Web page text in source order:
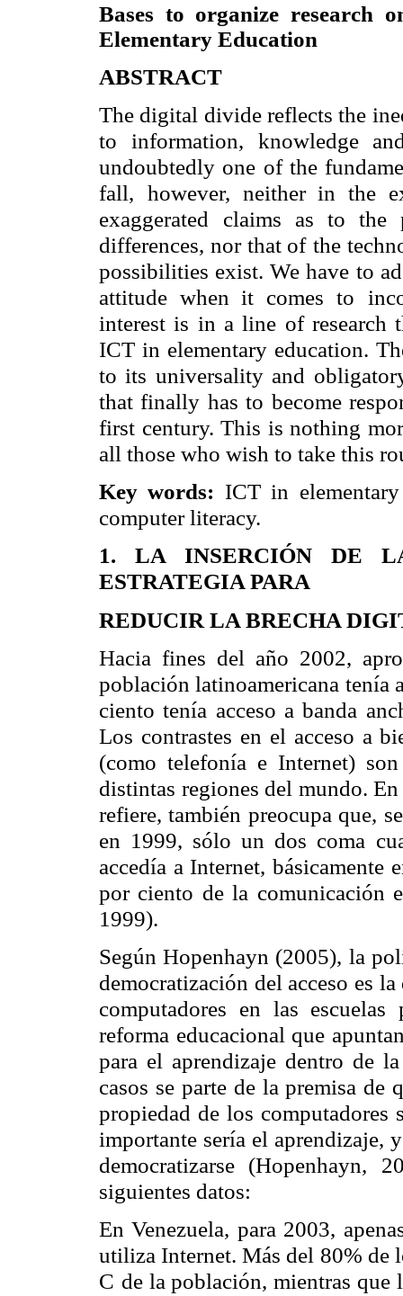
Bases to organize research
Elementary Education
ABSTRACT
The digital divide reflects the
to
information, knowledge
undoubtedly one of the
fall, however, neither in the
exaggerated
claims as to the
differences, nor that of the
possibilities exist. We have to
attitude when it comes to
interest is in a line of research
ICT in elementary education.
to its universality and
that finally has to become
first century. This is nothing
all those who wish to take this
Key words: ICT in
computer literacy.
1. LA INSERCIÓN DE
ESTRATEGIA PARA
REDUCIR LA BRECHA
Hacia fines del año 2002,
población latinoamericana tenía
ciento tenía acceso a banda
Los contrastes en el acceso a
(como telefonía e Internet)
distintas regiones del mundo.
refiere, también preocupa que,
en 1999, sólo un dos coma
accedía a Internet, básicamente
por ciento de la comunicación
1999).
Según Hopenhayn (2005), la
democratización del acceso es
computadores en las
reforma educacional que
para el aprendizaje dentro de
casos se parte de la premisa
propiedad de los computadores
importante sería el aprendizaje,
democratizarse (Hopenhayn,
siguientes datos:
En Venezuela, para 2003,
utiliza Internet. Más del 80% de
C de la población, mientras que